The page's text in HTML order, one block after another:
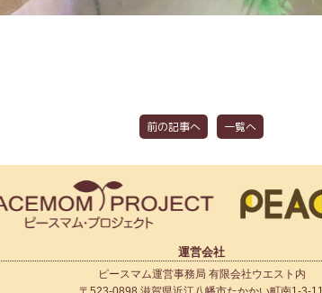
前の記事へ 一覧へ
運営会社
ピースマム運営事務局 有限会社ウエスト内